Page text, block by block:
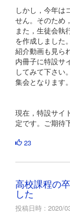
しかし，今年は
せん。そのため
また，生徒会執
を作成しました
紹介動画も見ら
内冊子に特設サ
してみて下さ
集会となります。
現在，特設サイ
定です。ご期待
23
高校課程の
した
投稿日時 : 2020/